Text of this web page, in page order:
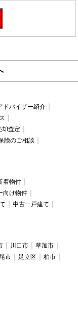
ドバイザー紹介
却査定
険のご相談
着物件
向け物件
中古一戸建て
川口市
草加市
市 足立区
柏市